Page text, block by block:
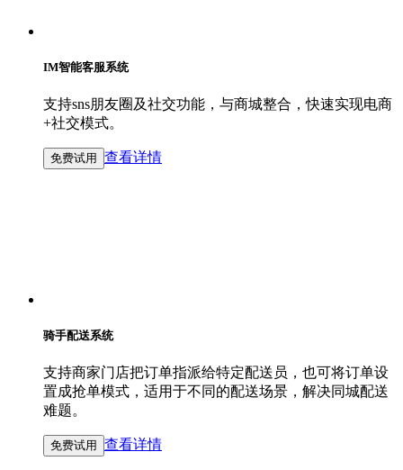
IM智能客服系统
支持sns朋友圈及社交功能，与商城整合，快速实现电商
+社交模式。
免费试用 查看详情
骑手配送系统
支持商家门店把订单指派给特定配送员，也可将订单设
置成抢单模式，适用于不同的配送场景‌，解决同城配送
难题。
免费试用 查看详情